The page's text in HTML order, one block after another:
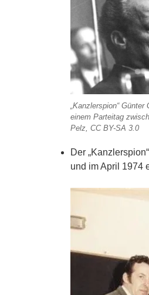
„Kanzlerspion“
einem Parteitag
Pelz, CC BY-SA 3.0
Der
und im April 1974